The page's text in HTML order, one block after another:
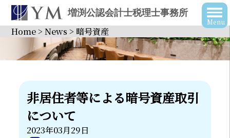
増渕公認会計士税理士事務所
Home>News > 暗号資産
非居住者等による暗号資産取引
について
2023年03月29日